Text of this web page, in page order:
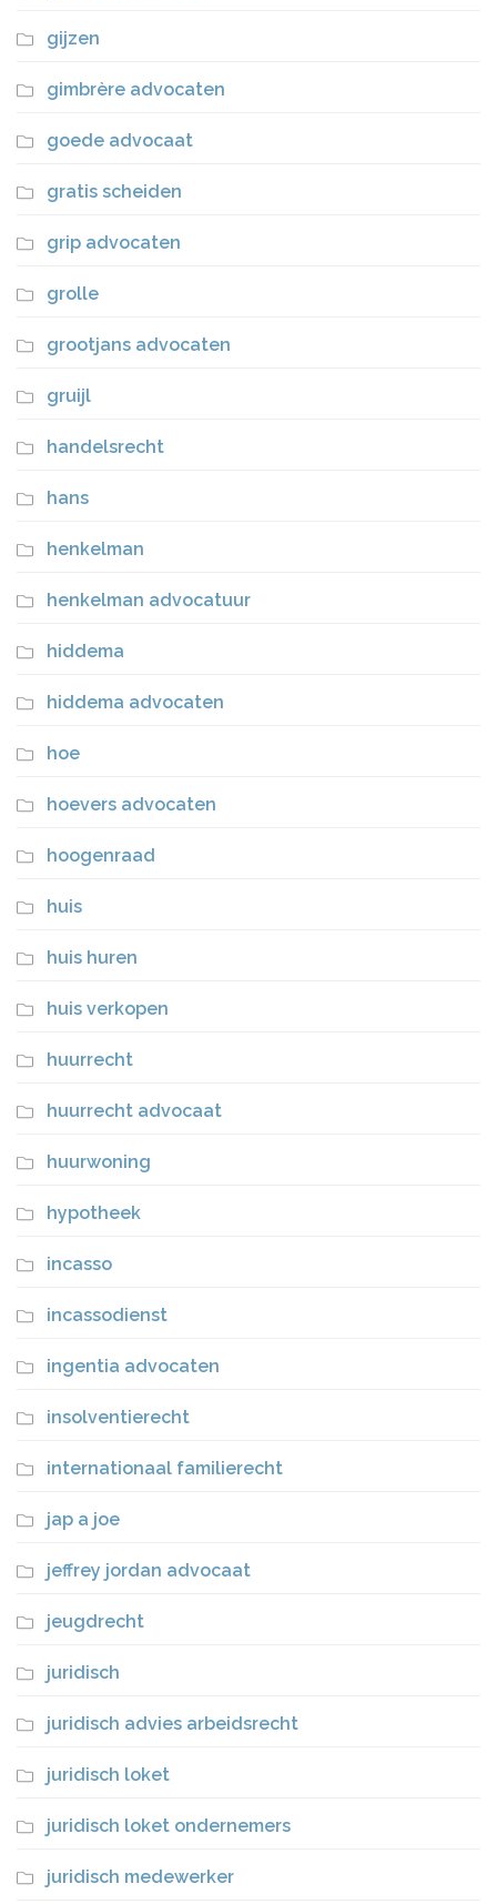
gijzen
gimbrère advocaten
goede advocaat
gratis scheiden
grip advocaten
grolle
grootjans advocaten
gruijl
handelsrecht
hans
henkelman
henkelman advocatuur
hiddema
hiddema advocaten
hoe
hoevers advocaten
hoogenraad
huis
huis huren
huis verkopen
huurrecht
huurrecht advocaat
huurwoning
hypotheek
incasso
incassodienst
ingentia advocaten
insolventierecht
internationaal familierecht
jap a joe
jeffrey jordan advocaat
jeugdrecht
juridisch
juridisch advies arbeidsrecht
juridisch loket
juridisch loket ondernemers
juridisch medewerker